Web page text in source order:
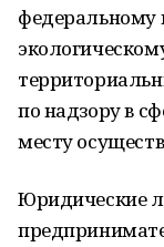
федеральному
по надзору в
месту
Юридические